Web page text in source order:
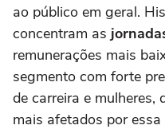
ao público em geral.
concentram as
remunerações mais
segmento com forte
de carreira e mulheres,
mais afetados por